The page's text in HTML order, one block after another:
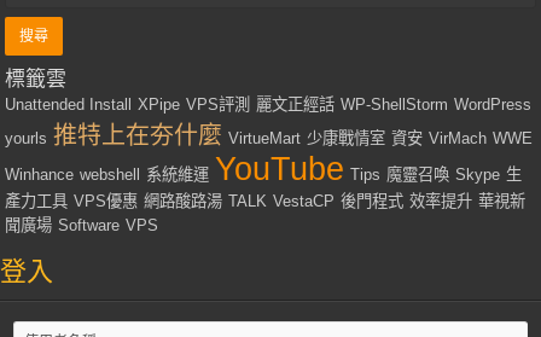
標籤雲
Unattended Install XPipe VPS評測 麗文正經話 WP-ShellStorm WordPress
yourls 推特上在夯什麼 VirtueMart 少康戰情室 資安 VirMach WWE
Winhance webshell 系統維運 YouTube Tips 魔靈召喚 Skype 生
產力工具 VPS優惠 網路酸路湯 TALK VestaCP 後門程式 效率提升 華視新
聞廣場 Software VPS
登入